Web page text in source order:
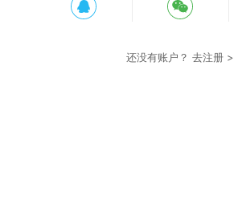
还没有账户？ 去注册 >